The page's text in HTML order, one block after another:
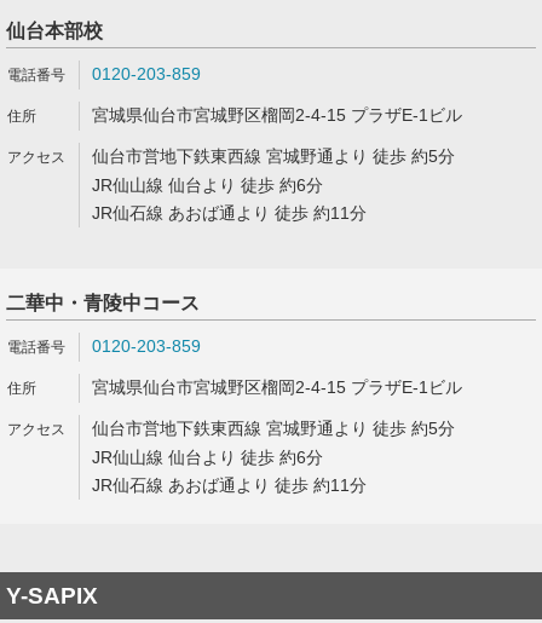
仙台本部校
0120-203-859
宮城県仙台市宮城野区榴岡2-4-15 プラザE-1ビル
仙台市営地下鉄東西線 宮城野通より 徒歩 約5分
JR仙山線 仙台より 徒歩 約6分
JR仙石線 あおば通より 徒歩 約11分
二華中・青陵中コース
0120-203-859
宮城県仙台市宮城野区榴岡2-4-15 プラザE-1ビル
仙台市営地下鉄東西線 宮城野通より 徒歩 約5分
JR仙山線 仙台より 徒歩 約6分
JR仙石線 あおば通より 徒歩 約11分
Y-SAPIX